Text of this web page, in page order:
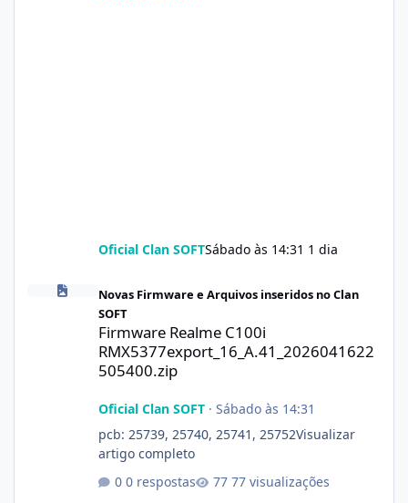
Oficial Clan SOFTSábado às 14:31 1 dia
Firmware Realme C100i
Novas Firmware e Arquivos inseridos no Clan
SOFT
Firmware Realme C100i
RMX5377export_16_A.41_2026041622
505400.zip
Oficial Clan SOFT· Sábado às 14:31
pcb: 25739, 25740, 25741, 25752Visualizar
artigo completo
0 respostas
77 visualizações